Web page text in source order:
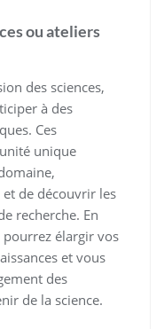
ou ateliers
des sciences,
à des
Ces
unique
et de découvrir les
recherche. En
pourrez élargir vos
et vous
des
de la science.